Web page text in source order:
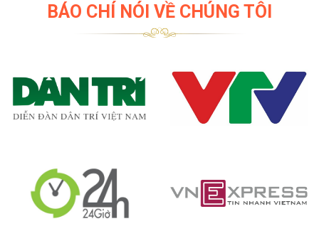
BÁO CHÍ NÓI VỀ CHÚNG TÔI